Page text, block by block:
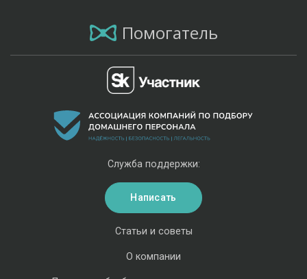
Помогатель
Статьи и советы
О компании
Служба поддержки:
Написать